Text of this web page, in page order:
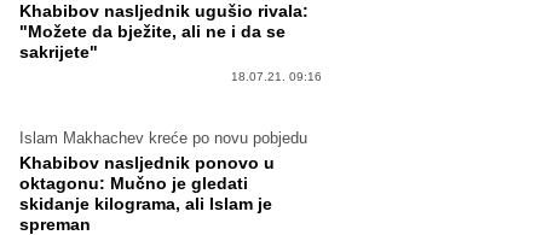
Khabibov nasljednik ugušio rivala:
"Možete da bježite, ali ne i da se
sakrijete"
18.07.21. 09:16
Islam Makhachev kreće po novu pobjedu
Khabibov nasljednik ponovo u
oktagonu: Mučno je gledati
skidanje kilograma, ali Islam je
spreman